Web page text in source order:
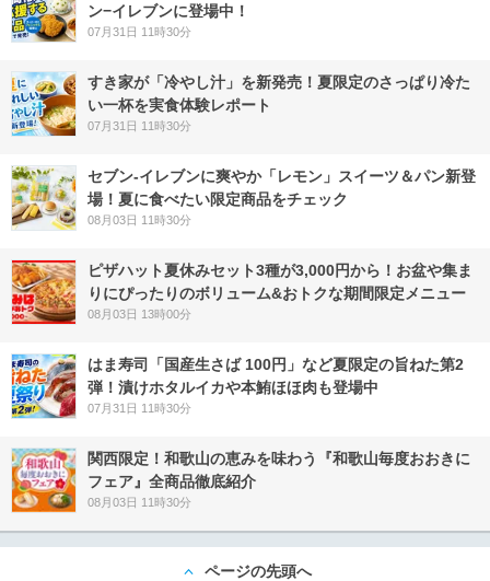
ン−イレブンに登場中！
07月31日 11時30分
すき家が「冷やし汁」を新発売！夏限定のさっぱり冷た
い一杯を実食体験レポート
07月31日 11時30分
セブン‐イレブンに爽やか「レモン」スイーツ＆パン新登
場！夏に食べたい限定商品をチェック
08月03日 11時30分
ピザハット夏休みセット3種が3,000円から！お盆や集ま
りにぴったりのボリューム&おトクな期間限定メニュー
08月03日 13時00分
はま寿司「国産生さば 100円」など夏限定の旨ねた第2
弾！漬けホタルイカや本鮪ほほ肉も登場中
07月31日 11時30分
関西限定！和歌山の恵みを味わう『和歌山毎度おおきに
フェア』全商品徹底紹介
08月03日 11時30分
ページの先頭へ